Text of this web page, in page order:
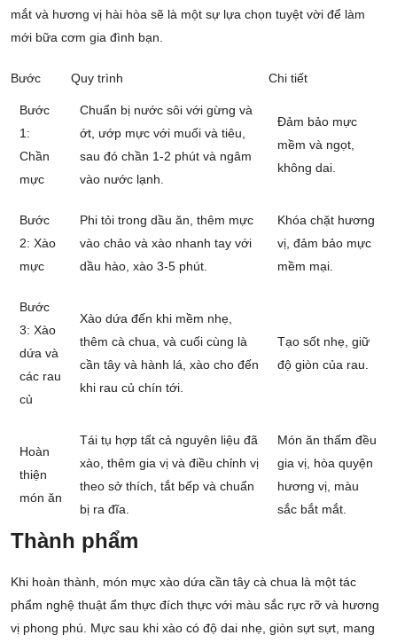
mắt và hương vị hài hòa sẽ là một sự lựa chọn tuyệt vời để làm
mới bữa cơm gia đình bạn.
Bước Quy trình Chi tiết
Bước
1:
Chần
mực
Chuẩn bị nước sôi với gừng và
ớt, ướp mực với muối và tiêu,
sau đó chần 1-2 phút và ngâm
vào nước lạnh.
Đảm bảo mực
mềm và ngọt,
không dai.
Bước
2: Xào
mực
Phi tỏi trong dầu ăn, thêm mực
vào chảo và xào nhanh tay với
dầu hào, xào 3-5 phút.
Khóa chặt hương
vị, đảm bảo mực
mềm mại.
Bước
3: Xào
dứa và
các rau
củ
Xào dứa đến khi mềm nhẹ,
thêm cà chua, và cuối cùng là
cần tây và hành lá, xào cho đến
khi rau củ chín tới.
Tạo sốt nhẹ, giữ
độ giòn của rau.
Hoàn
thiện
món ăn
Tái tụ hợp tất cả nguyên liệu đã
xào, thêm gia vị và điều chỉnh vị
theo sở thích, tắt bếp và chuẩn
bị ra đĩa.
Món ăn thấm đều
gia vị, hòa quyện
hương vị, màu
sắc bắt mắt.
Thành phẩm
Khi hoàn thành, món mực xào dứa cần tây cà chua là một tác
phẩm nghệ thuật ẩm thực đích thực với màu sắc rực rỡ và hương
vị phong phú. Mực sau khi xào có độ dai nhẹ, giòn sựt sựt, mang